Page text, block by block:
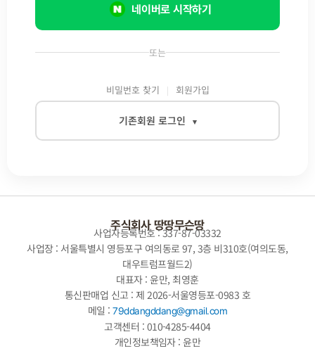
또는
비밀번호 찾기 회원가입
기존회원 로그인 ▾
로그인
네이버로 시작하기
주식회사 땅땅무슨땅
사업자등록번호 : 337-87-03332
사업장 : 서울특별시 영등포구 여의동로 97, 3층 비310호(여의도동,
대우트럼프월드2)
대표자 : 윤만, 최영훈
통신판매업 신고 : 제 2026-서울영등포-0983 호
메일 :79ddangddang@gmail.com
고객센터 : 010-4285-4404
개인정보책임자 : 윤만